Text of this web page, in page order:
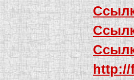
http://